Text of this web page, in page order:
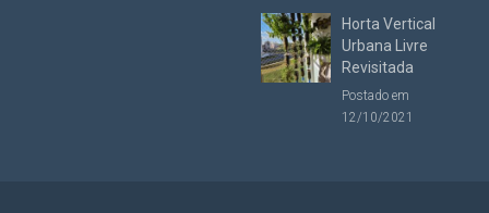
Horta Vertical
Urbana Livre
Revisitada
Postado em
12/10/2021